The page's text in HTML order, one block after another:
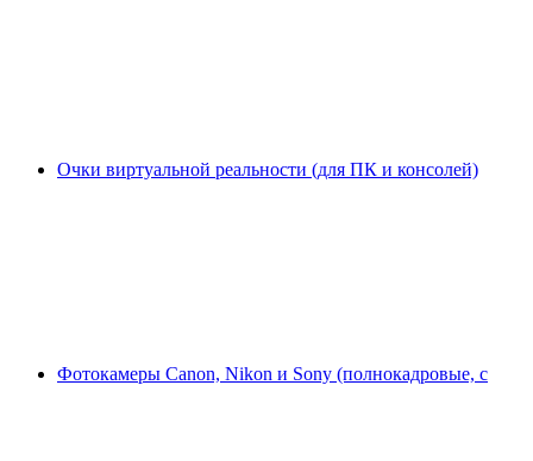
Очки виртуальной реальности (для ПК и консолей)
Фотокамеры Canon, Nikon и Sony (полнокадровые, с